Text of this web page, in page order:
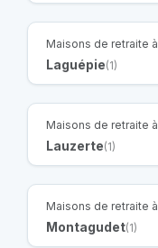
Maisons de retraite à
Laguépie(1)
Maisons de retraite à
Lauzerte(1)
Maisons de retraite à
Montagudet(1)